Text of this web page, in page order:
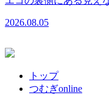
2026.08.05
トップ
つむぎonline